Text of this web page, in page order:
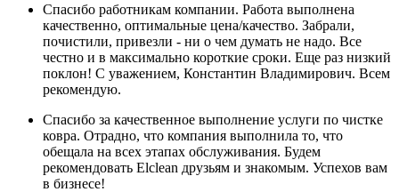
Спасибо работникам компании. Работа выполнена
качественно, оптимальные цена/качество. Забрали,
почистили, привезли - ни о чем думать не надо. Все
честно и в максимально короткие сроки. Еще раз низкий
поклон! С уважением, Константин Владимирович. Всем
рекомендую.
Спасибо за качественное выполнение услуги по чистке
ковра. Отрадно, что компания выполнила то, что
обещала на всех этапах обслуживания. Будем
рекомендовать Elclean друзьям и знакомым. Успехов вам
в бизнесе!